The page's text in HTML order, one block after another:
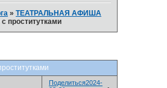
»­ТЕАТРАЛЬНАЯ АФИША
проститутками
Поделиться2024-